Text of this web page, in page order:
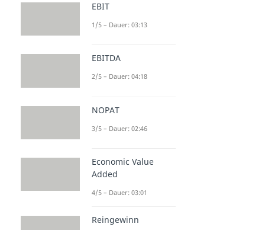
EBIT
1/5 – Dauer: 03:13
EBITDA
2/5 – Dauer: 04:18
NOPAT
3/5 – Dauer: 02:46
Economic Value
Added
4/5 – Dauer: 03:01
Reingewinn